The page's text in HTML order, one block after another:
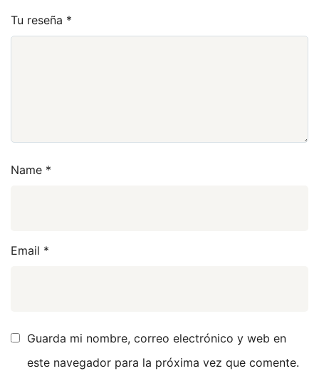
Tu reseña *
Name *
Email *
Guarda mi nombre, correo electrónico y web en
este navegador para la próxima vez que comente.